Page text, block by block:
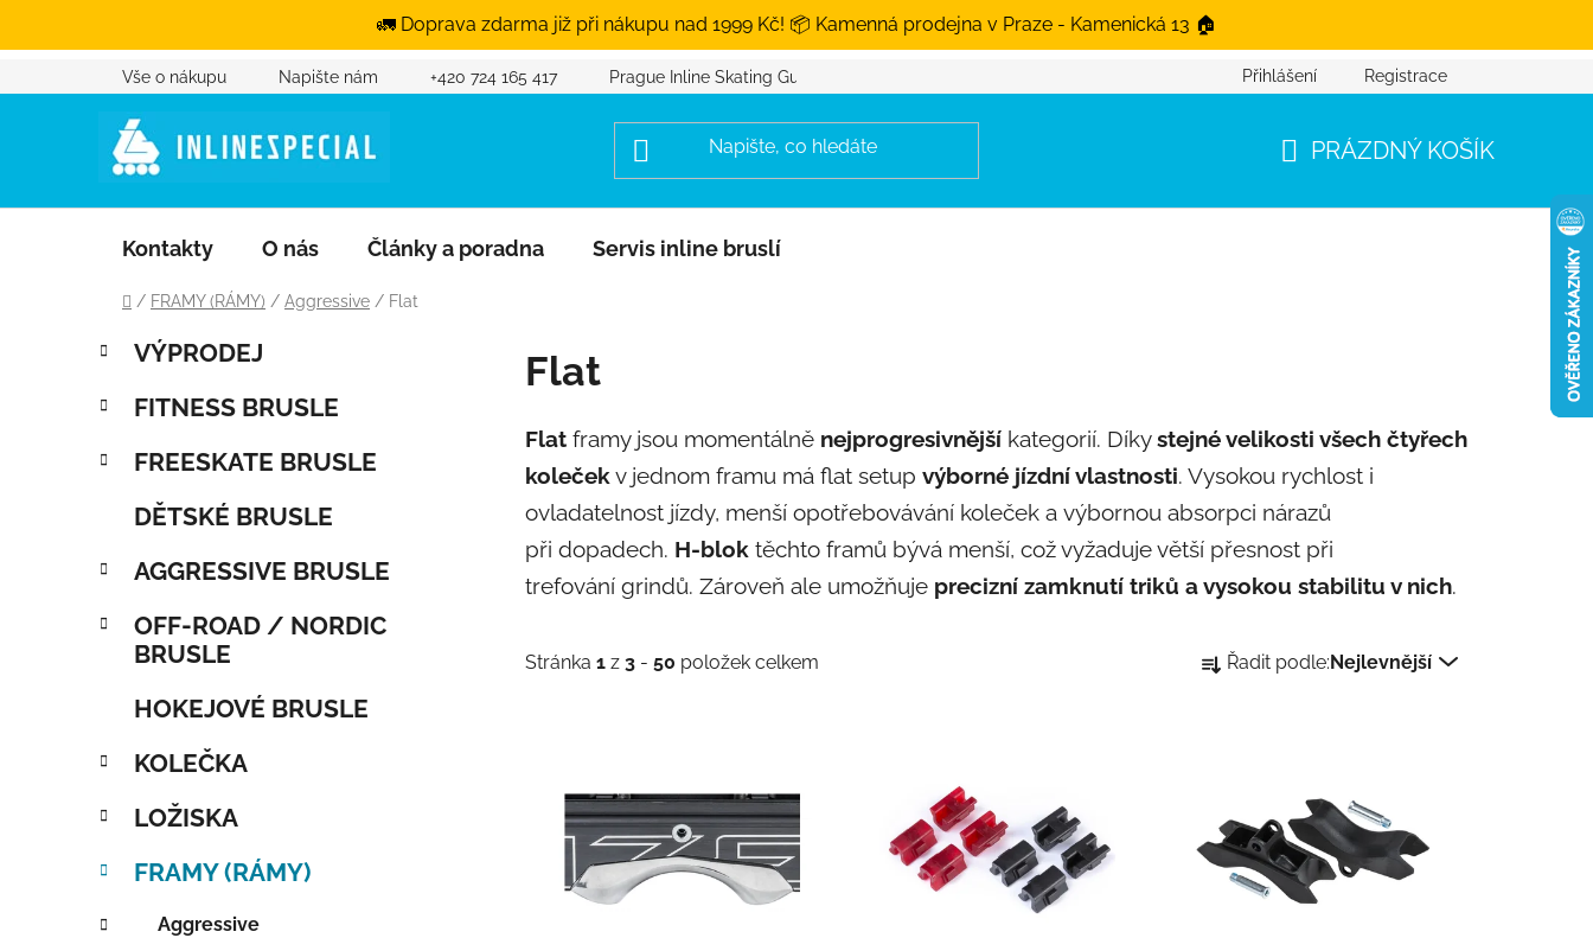
🚛 Doprava zdarma již při nákupu nad 1999 Kč! 📦 Kamenná prodejna v Praze - Kamenická 13 🏠
Přejít na obsahVše o nákupu Napište nám +420 724 165 417 Prague Inline Skating Guide Přihlášení Registrace
PRÁZDNÝ KOŠÍK
Kontakty O nás Články a poradna Servis inline bruslí
Domů
/ FRAMY (RÁMY) / Aggressive / Flat
Postranní panel
Přeskočit kategorie
Kategorie
VÝPRODEJ
FITNESS BRUSLE
FREESKATE BRUSLE
DĚTSKÉ BRUSLE
AGGRESSIVE BRUSLE
OFF-ROAD / NORDIC
BRUSLE
HOKEJOVÉ BRUSLE
KOLEČKA
LOŽISKA
FRAMY (RÁMY)
Aggressive
Flat
Flat framy jsou momentálně nejprogresivnější kategorií. Díkystejné velikosti všech čtyřech
koleček v jednom framu má flat setup výborné jízdní vlastnosti. Vysokou rychlost i
ovladatelnost jízdy, menší opotřebovávání koleček a výbornou absorpci nárazů
při dopadech. H-blok těchto framů bývá menší, což vyžaduje větší přesnost při
trefování grindů. Zároveň ale umožňuje precizní zamknutí triků a vysokou stabilitu v nich.
Stránka 1 z 3 - 50 položek celkem
Řazení produktů
Řadit podle:Nejlevnější